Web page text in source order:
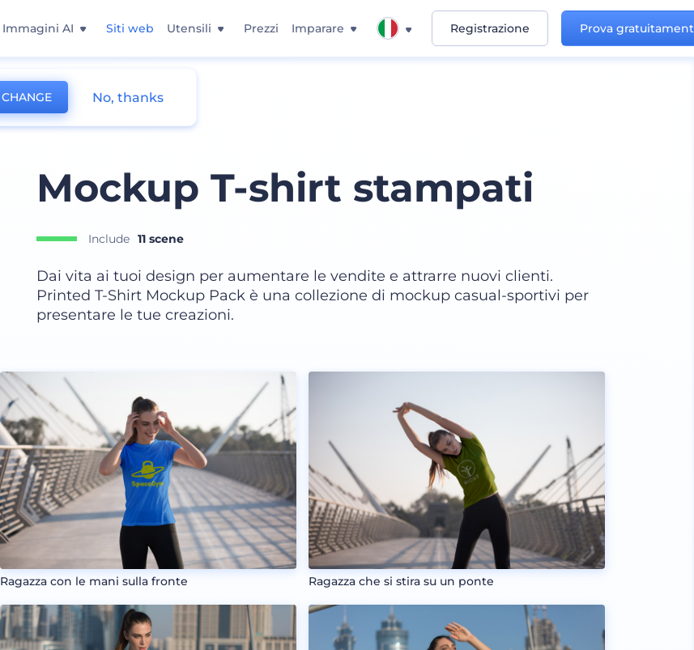
Immagini AI Siti web Utensili Prezzi Imparare Registrazione Prova
Mockup T-shirt stampati
Include 11 scene
Dai vita ai tuoi design per aumentare le vendite e attrarre nuovi clienti.
Printed T-Shirt Mockup Pack è una collezione di mockup casual-sportivi per
presentare le tue creazioni.
Ragazza con le mani sulla fronte Ragazza che si stira su un ponte
CHANGE No, thanks